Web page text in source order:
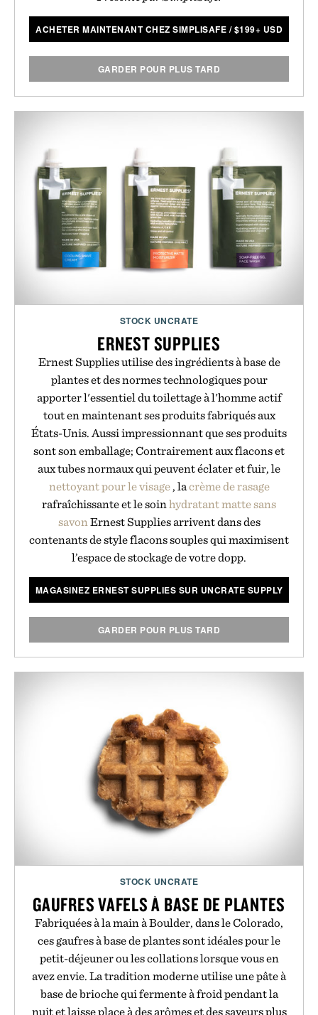
ACHETER MAINTENANT CHEZ SIMPLISAFE /$199+ USD
GARDER POUR PLUS TARD
STOCK UNCRATE
ERNEST SUPPLIES
Ernest Supplies utilise des ingrédients à base de
plantes et des normes technologiques pour
apporter l'essentiel du toilettage à l'homme actif
tout en maintenant ses produits fabriqués aux
États-Unis. Aussi impressionnant que ses produits
sont son emballage; Contrairement aux flacons et
aux tubes normaux qui peuvent éclater et fuir, le
nettoyant pour le visage, lacrème de rasage
rafraîchissante et le soin hydratant mattesans
savon Ernest Supplies arrivent dans des
contenants de style flacons souples qui maximisent
l’espace de stockage de votre dopp.
MAGASINEZ ERNEST SUPPLIES SUR UNCRATE SUPPLY
GARDER POUR PLUS TARD
STOCK UNCRATE
GAUFRES VAFELS À BASE DE PLANTES
Fabriquées à la main à Boulder, dans le Colorado,
ces gaufres à base de plantes sont idéales pour le
petit-déjeuner ou les collations lorsque vous en
avez envie. La tradition moderne utilise une pâte à
base de brioche qui fermente à froid pendant la
nuit et laisse place à des arômes et des saveurs plus